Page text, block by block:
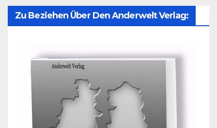
Zu Beziehen Über Den Anderwelt Verlag: